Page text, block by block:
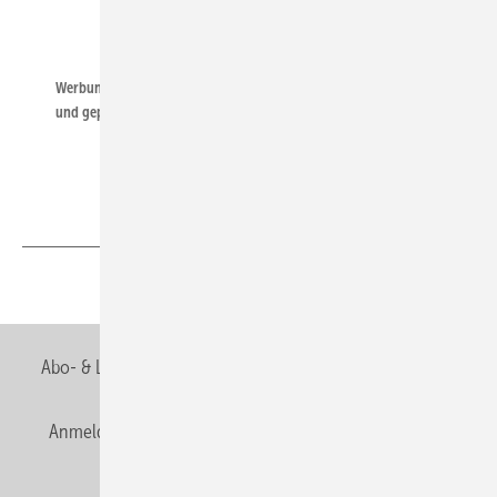
Werbung für den Betrieb: Ein ansprechendes Äußeres in sauberer
und gepflegter Arbeitskleidung
Abo- & Leserservice
Anmelden